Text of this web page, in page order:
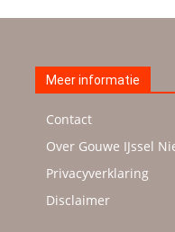
Meer informatie
Contact
Over Gouwe IJssel
Privacyverklaring
Disclaimer